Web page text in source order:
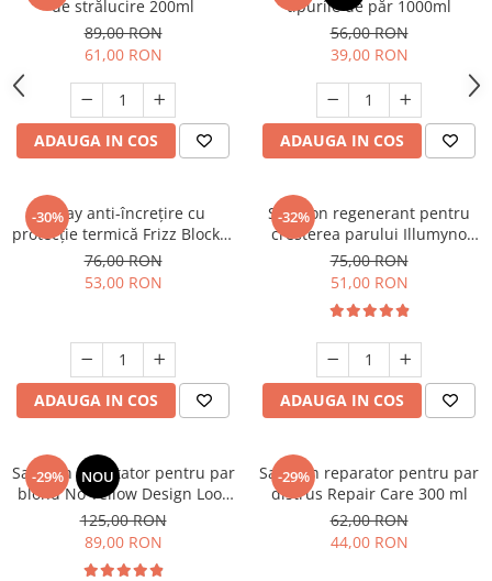
de strălucire 200ml
89,00 RON
61,00 RON
ADAUGA IN COS
tipurile de păr 1000ml
56,00 RON
39,00 RON
ADAUGA IN COS
-30%
Spray anti-încrețire cu
protecție termică Frizz Blocker
150ml
76,00 RON
53,00 RON
ADAUGA IN COS
-32%
Sampon regenerant pentru
cresterea parului Illumyno
250 ml
75,00 RON
51,00 RON
ADAUGA IN COS
-29% NOU
Sampon nuantator pentru par
blond No Yellow Design Look
1000 ml
125,00 RON
89,00 RON
-29%
Sampon reparator pentru par
distrus Repair Care 300 ml
62,00 RON
44,00 RON